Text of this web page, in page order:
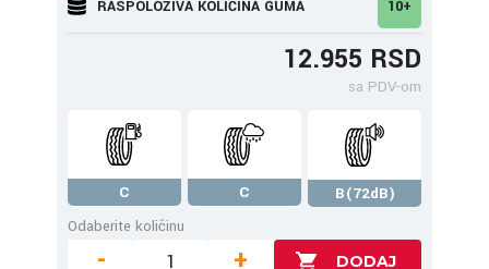
RASPOLOŽIVA KOLIČINA GUMA 10+
12.955 RSD
sa PDV-om
C C
B(72dB)
Odaberite količinu
- +